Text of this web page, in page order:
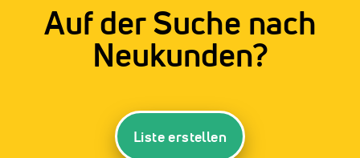
Auf der Suche nach
Neukunden?
Liste erstellen